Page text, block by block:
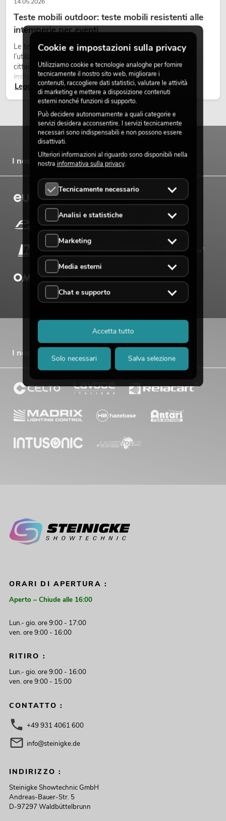
Teste mobili outdoor: teste mobili resistenti alle
intemperie per eventi
Le teste mobili outdoor sono proiettori motorizzati per
l’utilizzo all’aperto. Vengono impiegate in festival, feste
cittadine, concerti open-air, allestimenti architetturali e
installazioni temporanee all’esterno.
Leggi ora
I nostri marchi
I nostri marchi di vendita
ORARI DI APERTURA :
Aperto – Chiude alle 16:00
Lun.- gio. ore 9:00 - 17:00
ven. ore 9:00 - 16:00
RITIRO :
Lun.- gio. ore 9:00 - 16:00
ven. ore 9:00 - 15:00
CONTATTO :
+49 931 4061 600
info@steinigke.de
INDIRIZZO :
Steinigke Showtechnic GmbH
Andreas-Bauer-Str. 5
D-97297 Waldbüttelbrunn
Cookie e impostazioni sulla privacy
Utilizziamo cookie e tecnologie analoghe per fornire
tecnicamente il nostro sito web, migliorare i
contenuti, raccogliere dati statistici, valutare le attività
di marketing e mettere a disposizione contenuti
esterni nonché funzioni di supporto.
Può decidere autonomamente a quali categorie e
servizi desidera acconsentire. I servizi tecnicamente
necessari sono indispensabili e non possono essere
disattivati.
Ulteriori informazioni al riguardo sono disponibili nella
nostra informativa sulla privacy.
Tecnicamente necessario
Analisi e statistiche
Marketing
Media esterni
Chat e supporto
Solo necessari Salva selezione
Accetta tutto